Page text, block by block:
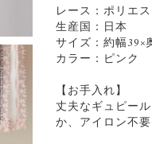
レース：ポリエ
生産国：日本
サイズ：約幅39×
カラー：ピンク
【お手入れ】
丈夫なギュピー
か、アイロン不要